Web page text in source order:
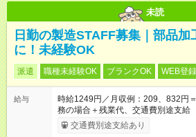
未読
日勤の製造STAFF募集｜部品加
に！未経験OK
派遣 職種未経験OK ブランクOK WEB登
給与
時給1249円／月収例：209、832円
務の場合＋残業代、交通費別途支給
交通費別途支給あり